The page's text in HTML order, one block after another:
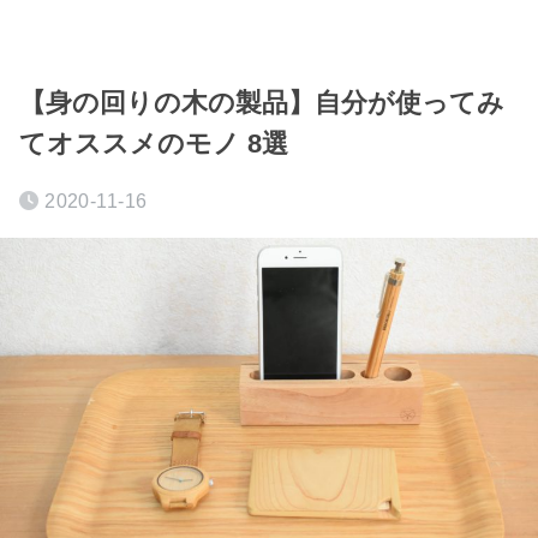
【身の回りの木の製品】自分が使ってみ
てオススメのモノ 8選
2020-11-16